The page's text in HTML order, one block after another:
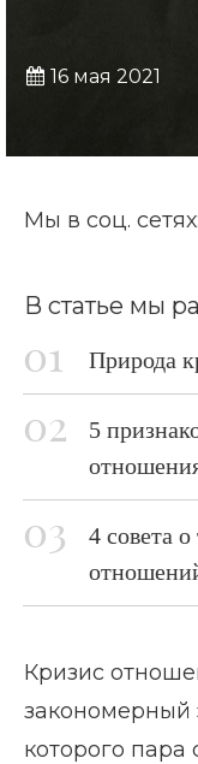
16 мая 2021
Мы в соц. сетях:
В статье мы
Природа
5
4 совета
Кризис
закономерный
которого пара